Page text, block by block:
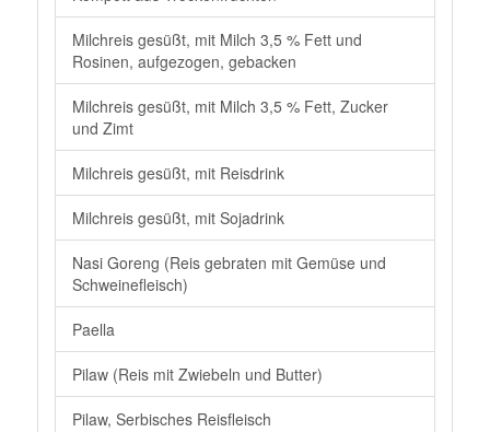
Milchreis gesüßt, mit Milch 3,5 % Fett und
Rosinen, aufgezogen, gebacken
Milchreis gesüßt, mit Milch 3,5 % Fett, Zucker
und Zimt
Milchreis gesüßt, mit Reisdrink
Milchreis gesüßt, mit Sojadrink
Nasi Goreng (Reis gebraten mit Gemüse und
Schweinefleisch)
Paella
Pilaw (Reis mit Zwiebeln und Butter)
Pilaw, Serbisches Reisfleisch